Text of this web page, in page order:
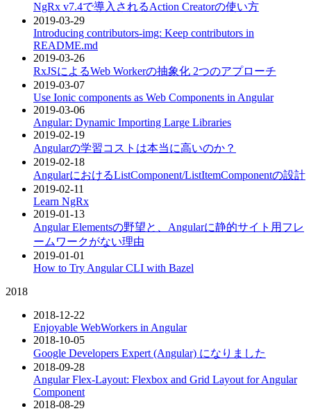
NgRx v7.4で導入されるAction Creatorの使い方
2019-03-29
Introducing contributors-img: Keep contributors in
README.md
2019-03-26
RxJSによるWeb Workerの抽象化 2つのアプローチ
2019-03-07
Use Ionic components as Web Components in Angular
2019-03-06
Angular: Dynamic Importing Large Libraries
2019-02-19
Angularの学習コストは本当に高いのか？
2019-02-18
AngularにおけるListComponent/ListItemComponentの設計
2019-02-11
Learn NgRx
2019-01-13
Angular Elementsの野望と、Angularに静的サイト用フレ
ームワークがない理由
2019-01-01
How to Try Angular CLI with Bazel
2018
2018-12-22
Enjoyable WebWorkers in Angular
2018-10-05
Google Developers Expert (Angular) になりました
2018-09-28
Angular Flex-Layout: Flexbox and Grid Layout for Angular
Component
2018-08-29